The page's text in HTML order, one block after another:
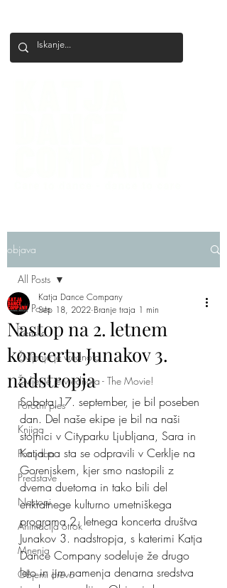
objava
All Posts
Ženska
Življenje je vrednota
Življenje je vrednota - The Movie!
Poročni ples
Knjiga
Ponudba
Predstave
Nastopi
Animacija otrok
Mnenja
Objemi drevo
All Posts
Nastop na 2. letnem
koncertu Junakov 3.
nadstropja
Katja Dance Company
Sep 18, 2022 Branje traja 1 min
Sobota,17. september, je bil poseben
dan. Del naše ekipe je bil na naši
stojnici v Cityparku Ljubljana, Sara in
Katja pa sta se odpravili v Cerklje na
Gorenjskem, kjer smo nastopili z
dvema duetoma in tako bili del
enkratnege kulturno umetniškega
programa 2. letnega koncerta društva
Junakov 3. nadstropja, s katerimi Katja
Dance Company sodeluje že drugo
leto in jim namenja denarna sredstva